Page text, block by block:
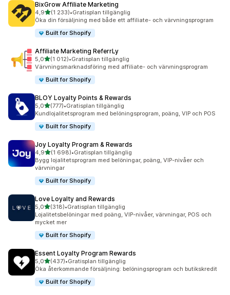
BixGrow Affiliate Marketing
4,9av 5 stjärnor
(1 233)
1233 recensioner totalt
•Gratisplan tillgänglig
Öka din försäljning med både ett affiliate- och värvningsprogram
Built for Shopify
Affiliate Marketing ReferrLy
5,0av 5 stjärnor
(1 012)
1012 recensioner totalt
•Gratisplan tillgänglig
Värvningsmarknadsföring med affiliate- och värvningsprogram
Built for Shopify
BLOY Loyalty Points & Rewards
5,0av 5 stjärnor
(777)
777 recensioner totalt
•Gratisplan tillgänglig
Kundlojalitetsprogram med belöningsprogram, poäng, VIP och POS
Built for Shopify
Joy Loyalty Program & Rewards
4,9av 5 stjärnor
(1 698)
1698 recensioner totalt
•Gratisplan tillgänglig
Bygg lojalitetsprogram med belöningar, poäng, VIP-nivåer och
värvningar
Built for Shopify
Love Loyalty and Rewards
5,0av 5 stjärnor
(318)
318 recensioner totalt
•Gratisplan tillgänglig
Lojalitetsbelöningar med poäng, VIP-nivåer, värvningar, POS och
mycket mer
Built for Shopify
Essent Loyalty Program Rewards
5,0av 5 stjärnor
(437)
437 recensioner totalt
•Gratisplan tillgänglig
Öka återkommande försäljning: belöningsprogram och butikskredit
Built for Shopify